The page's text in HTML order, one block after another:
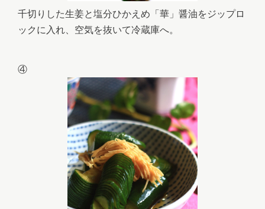
千切りした生姜と塩分ひかえめ「華」醤油をジップロ
ックに入れ、空気を抜いて冷蔵庫へ。
④